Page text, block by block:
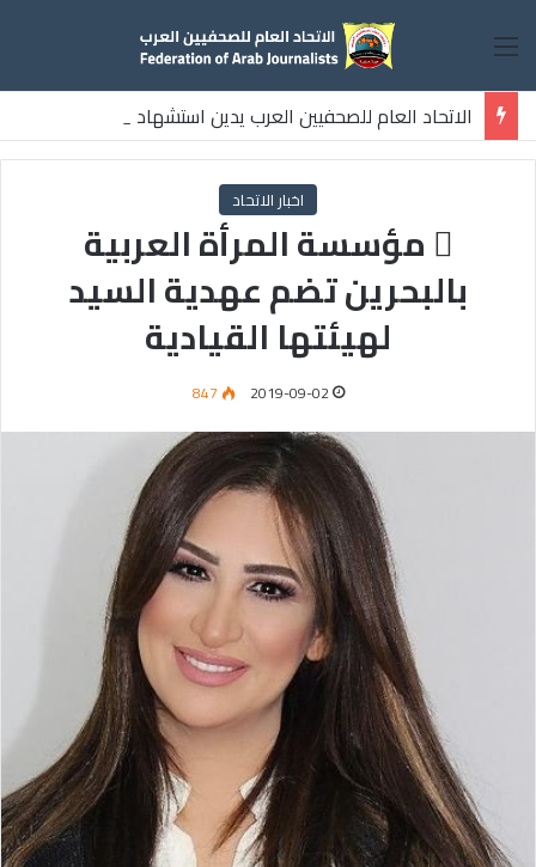
القائمة
الاتحاد العام للصحفيين العرب يدين استشهاد
ثلاثة صحفيين فلسطينيين باستهداف إسرائيلي وسط قطاع غزة
اخبار الاتحاد
 مؤسسة المرأة العربية
بالبحرين تضم عهدية السيد
لهيئتها القيادية
2019-09-02
847